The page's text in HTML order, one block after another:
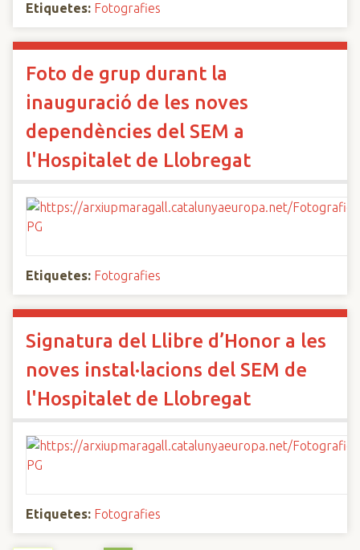
Etiquetes: Fotografies
Foto de grup durant la
inauguració de les noves
dependències del SEM a
l'Hospitalet de Llobregat
Etiquetes: Fotografies
Signatura del Llibre d’Honor a les
noves instal·lacions del SEM de
l'Hospitalet de Llobregat
Etiquetes: Fotografies